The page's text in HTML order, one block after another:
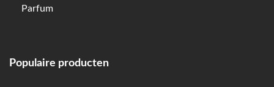
Parfum
Populaire producten